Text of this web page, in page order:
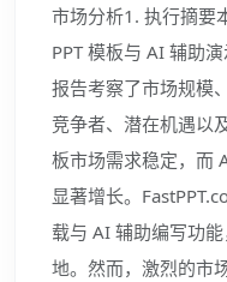
市场分析1. 执行摘要
PPT 模板与 AI 辅助
报告考察了市场规模
竞争者、潜在机遇以
板市场需求稳定，而
显著增长。
载与 AI 辅助编写功
地。然而，激烈的市